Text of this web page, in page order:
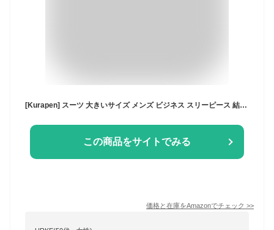
[Kurapen] スーツ 大きいサイズ メンズ ビジネス スリーピース 結婚式 お洒落 紳士 礼服 メンズ 3点セットジャケット スラックス ベスト
この商品をサイトでみる
価格と在庫をAmazonでチェック >>